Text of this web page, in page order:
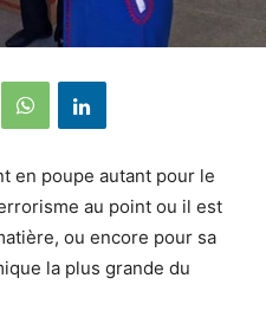
en poupe autant pour le
au point ou il est
ou encore pour sa
la plus grande du